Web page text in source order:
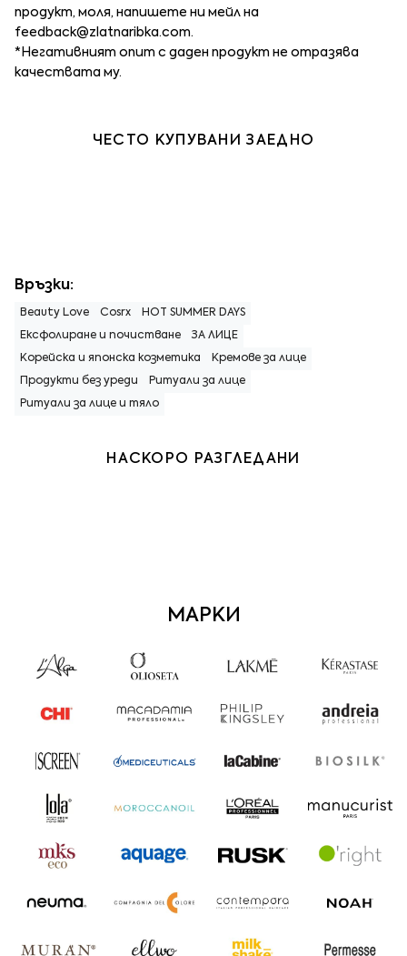
продукт, моля, напишете ни мейл на
feedback@zlatnaribka.com.
*Негативният опит с даден продукт не отразява
качествата му.
ЧЕСТО КУПУВАНИ ЗАЕДНО
Връзки:
Beauty Love Cosrx HOT SUMMER DAYS
Ексфолиране и почистване ЗА ЛИЦЕ
Корейска и японска козметика Кремове за лице
Продукти без уреди Ритуали за лице
Ритуали за лице и тяло
НАСКОРО РАЗГЛЕДАНИ
МАРКИ